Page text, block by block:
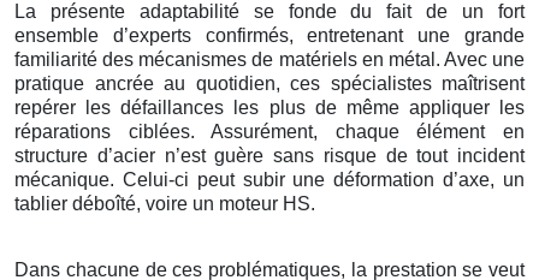
La présente adaptabilité se fonde du fait de un fort
ensemble d’experts confirmés, entretenant une grande
familiarité des mécanismes de matériels en métal. Avec une
pratique ancrée au quotidien, ces spécialistes maîtrisent
repérer les défaillances les plus de même appliquer les
réparations ciblées. Assurément, chaque élément en
structure d’acier n’est guère sans risque de tout incident
mécanique. Celui-ci peut subir une déformation d’axe, un
tablier déboîté, voire un moteur HS.
Dans chacune de ces problématiques, la prestation se veut